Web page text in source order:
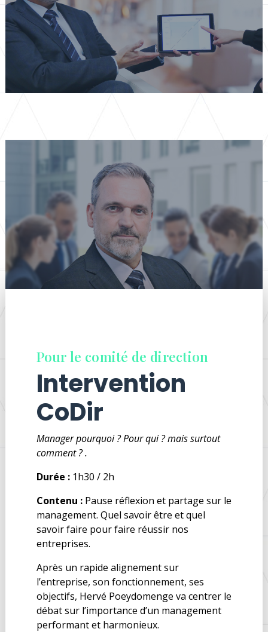
Pour le comité de direction
Intervention
CoDir
Manager pourquoi ? Pour qui ? mais surtout
comment ? .
Durée : 1h30 / 2h
Contenu : Pause réflexion et partage sur le
management. Quel savoir être et quel
savoir faire pour faire réussir nos
entreprises.
Après un rapide alignement sur
l’entreprise, son fonctionnement, ses
objectifs, Hervé Poeydomenge va centrer le
débat sur l’importance d’un management
performant et harmonieux.